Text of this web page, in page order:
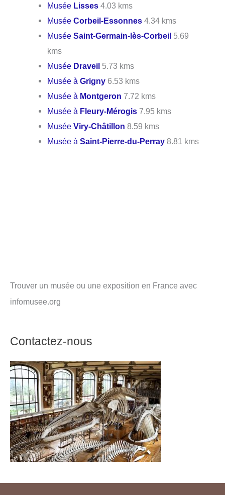
Musée Lisses 4.03 kms
MuséeCorbeil-Essonnes 4.34 kms
MuséeSaint-Germain-lès-Corbeil 5.69
kms
Musée Draveil 5.73 kms
Musée àGrigny 6.53 kms
Musée à Montgeron 7.72 kms
Musée à Fleury-Mérogis 7.95 kms
MuséeViry-Châtillon 8.59 kms
Musée àSaint-Pierre-du-Perray 8.81 kms
Trouver un musée ou une exposition en France avec
infomusee.org
Contactez-nous